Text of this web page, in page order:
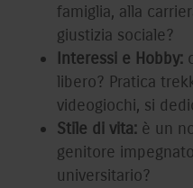
famiglia, alla
giustizia sociale?
Interessi e Hobby:
libero? Pratica
videogiochi, si
Stile di vita:è un
genitore
universitario?